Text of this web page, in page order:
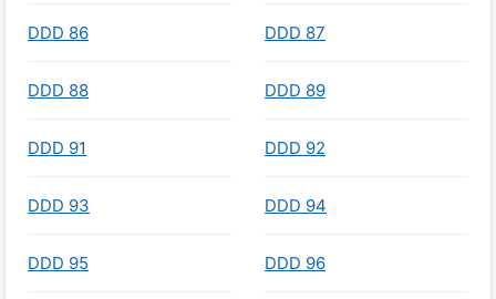
DDD 86 DDD 87
DDD 88 DDD 89
DDD 91 DDD 92
DDD 93 DDD 94
DDD 95 DDD 96